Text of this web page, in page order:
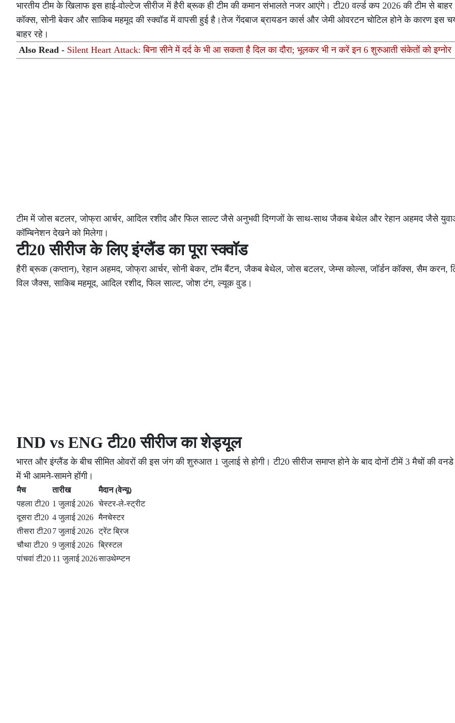
भारतीय टीम के खिलाफ इस हाई-वोल्टेज सीरीज में हैरी ब्रूक ही टीम की कमान संभालते नजर आएंगे। टी20 वर्ल्ड कप 2026 की टीम से बाहर
कॉक्स, सोनी बेकर और साकिब महमूद की स्क्वॉड में वापसी हुई है।तेज गेंदबाज ब्रायडन कार्स और जेमी ओवरटन चोटिल होने के कारण इस
बाहर रहे।
Also Read - Silent Heart Attack: बिना सीने में दर्द के भी आ सकता है दिल का दौरा; भूलकर भी न करें इन 6 शुरुआती संकेतों को इग्नोर
टीम में जोस बटलर, जोफ्रा आर्चर, आदिल रशीद और फिल साल्ट जैसे अनुभवी दिग्गजों के साथ-साथ जैकब बेथेल और रेहान अहमद जैसे
कॉम्बिनेशन देखने को मिलेगा।
टी20 सीरीज के लिए इंग्लैंड का पूरा स्क्वॉड
हैरी ब्रूक (कप्तान), रेहान अहमद, जोफ्रा आर्चर, सोनी बेकर, टॉम बैंटन, जैकब बेथेल, जोस बटलर, जेम्स कोल्स, जॉर्डन कॉक्स, सैम करन,
विल जैक्स, साकिब महमूद, आदिल रशीद, फिल साल्ट, जोश टंग, ल्यूक वुड।
IND vs ENG टी20 सीरीज का शेड्यूल
भारत और इंग्लैंड के बीच सीमित ओवरों की इस जंग की शुरुआत 1 जुलाई से होगी। टी20 सीरीज समाप्त होने के बाद दोनों टीमें 3 मैचों की
में भी आमने-सामने होंगी।
मैच तारीख
मैदान (वेन्यू)
पहला टी20 1 जुलाई 2026 चेस्टर-ले-स्ट्रीट
दूसरा टी20 4 जुलाई 2026 मैनचेस्टर
तीसरा टी207 जुलाई 2026 ट्रेंट ब्रिज
चौथा टी20 9 जुलाई 2026 ब्रिस्टल
पांचवां टी20 11 जुलाई 2026साउथेम्प्टन